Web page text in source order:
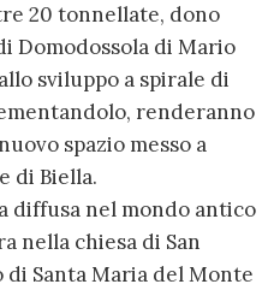
20 tonnellate, dono
Domodossola di Mario
sviluppo a spirale di
renderanno
spazio messo a
di Biella.
diffusa nel mondo antico
nella chiesa di San
di Santa Maria del Monte